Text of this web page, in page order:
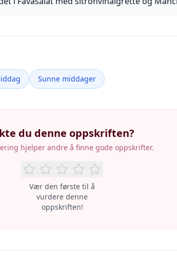
Sunne middager
du denne oppskriften?
hjelper andre å finne gode oppskrifter.
Vær den første til å
vurdere denne
oppskriften!